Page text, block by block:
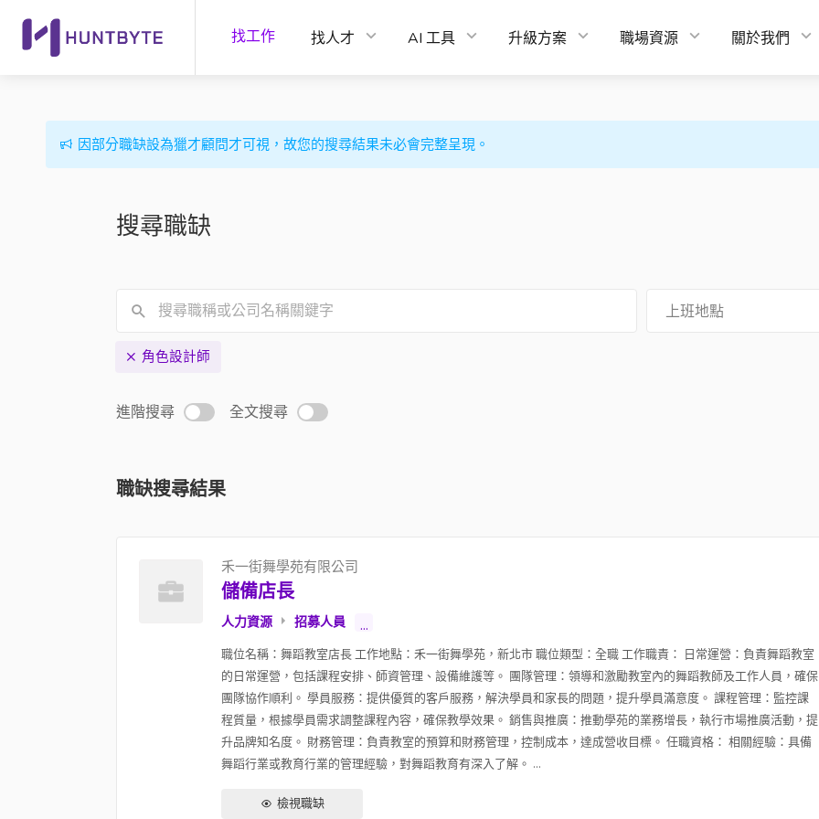
找工作 找人才 AI 工具 升級方案 職場資源 關於我們
因部分職缺設為獵才顧問才可視，故您的搜尋結果未必會完整呈現。
搜尋職缺
上班地點
角色設計師
進階搜尋 全文搜尋
職缺搜尋結果
禾一街舞學苑有限公司
儲備店長
人力資源 招募人員 ...
職位名稱：舞蹈教室店長 工作地點：禾一街舞學苑，新北市 職位類型：全職 工作職責： 日常運營：負責舞蹈教室
的日常運營，包括課程安排、師資管理、設備維護等。 團隊管理：領導和激勵教室內的舞蹈教師及工作人員，確保
團隊協作順利。 學員服務：提供優質的客戶服務，解決學員和家長的問題，提升學員滿意度。 課程管理：監控課
程質量，根據學員需求調整課程內容，確保教學效果。 銷售與推廣：推動學苑的業務增長，執行市場推廣活動，提
升品牌知名度。 財務管理：負責教室的預算和財務管理，控制成本，達成營收目標。 任職資格： 相關經驗：具備
舞蹈行業或教育行業的管理經驗，對舞蹈教育有深入了解。 ...
檢視職缺